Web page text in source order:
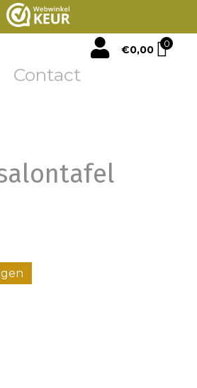
mijn account
€0,00 0
Contact